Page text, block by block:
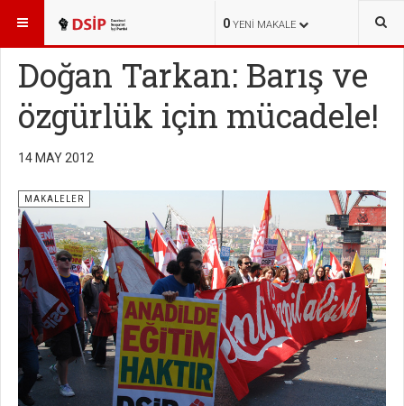
0 YENI MAKALE
BURADASINIZ: TEMEL METİNLER MAKALELER
Doğan Tarkan: Barış ve
özgürlük için mücadele!
14 MAY 2012
MAKALELER